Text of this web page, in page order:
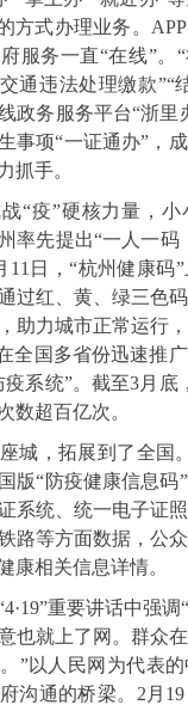
方式办理业务。
服务一直“在线”。
交通违法处理缴款
政务服务平台“浙里
事项“一证通办”，
抓手。
“疫”硬核力量，小
率先提出“一人一码
11日，“杭州健康码
过红、黄、绿三色
助力城市正常运行
全国多省份迅速推
系统”。截至3月底
数超百亿次。
城，拓展到了全国
版“防疫健康信息码
系统、统一电子证
路等方面数据，公
康相关信息详情。
重要讲话中强
也就上了网。群众
”以人民网为代表
沟通的桥梁。2月